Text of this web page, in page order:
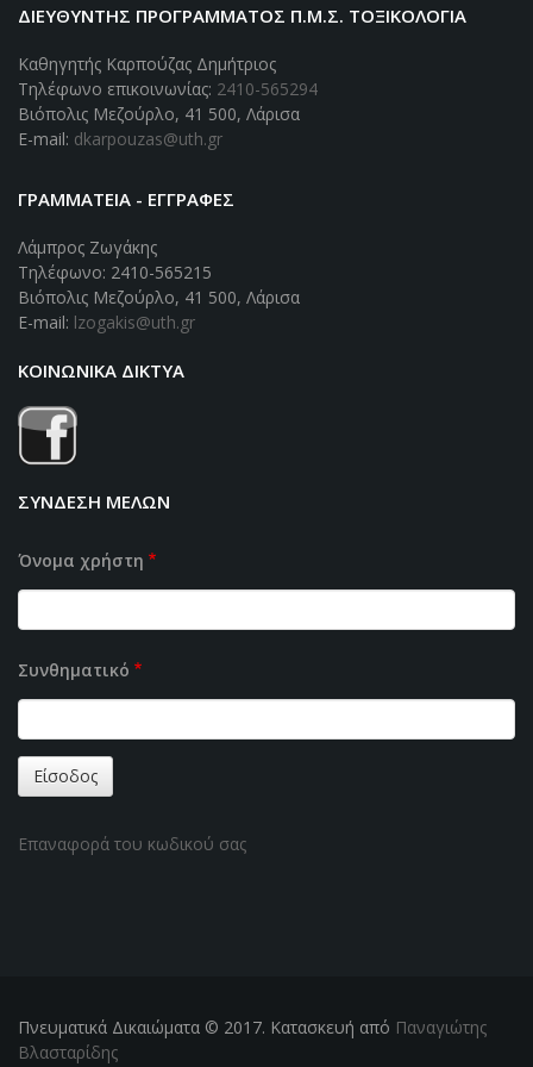
ΔΙΕΥΘΥΝΤΗΣ ΠΡΟΓΡΑΜΜΑΤΟΣ Π.Μ.Σ. ΤΟΞΙΚΟΛΟΓΊΑ
Καθηγητής Καρπούζας Δημήτριος
Τηλέφωνο επικοινωνίας: 2410-565294
Βιόπολις Μεζούρλο, 41 500, Λάρισα
E-mail: dkarpouzas@uth.gr
ΓΡΑΜΜΑΤΕΙΑ - ΕΓΓΡΑΦΕΣ
Λάμπρος Ζωγάκης
Τηλέφωνο: 2410-565215
Βιόπολις Μεζούρλο, 41 500, Λάρισα
E-mail: lzogakis@uth.gr
ΚΟΙΝΩΝΙΚΑ ΔΙΚΤΥΑ
ΣΥΝΔΕΣΗ ΜΕΛΩΝ
Όνομα χρήστη
Συνθηματικό
Επαναφορά του κωδικού σας
Πνευματικά Δικαιώματα © 2017. Κατασκευή από Παναγιώτης
Βλασταρίδης